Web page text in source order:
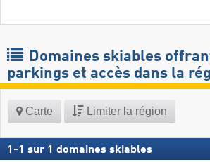
Domaines skiables
parkings et accès dans la
Carte Limiter la région
1 -1 sur 1 domaines skiables